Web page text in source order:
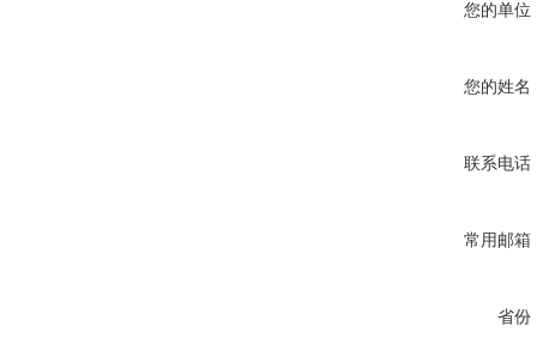
您的单位
您的姓名
联系电话
常用邮箱
省份